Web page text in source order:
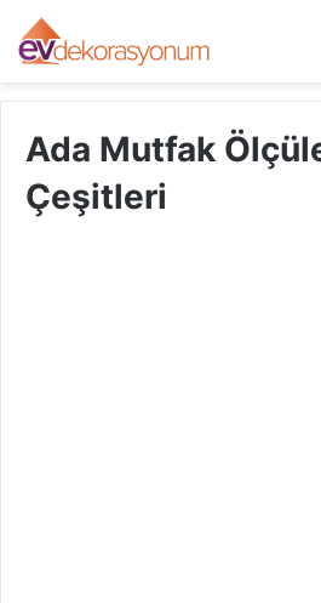
Ada Mutfak
Çeşitleri